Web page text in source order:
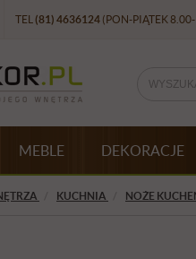
TEL (81) 4636124 (PON-PIĄTEK
MEBLE DEKORACJE
KUCHNIA NOŻE